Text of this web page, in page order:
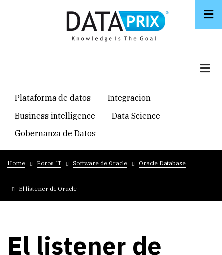
Navegacion
temática
principal
Plataforma de datos
Integracion
Business intelligence
Data Science
Gobernanza de Datos
Breadcrumb
Home Foros IT Software de Oracle Oracle Database
El listener de Oracle
El listener de